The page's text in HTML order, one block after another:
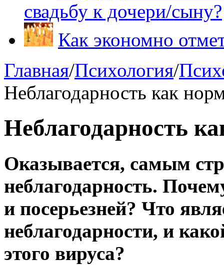
свадьбу к дочери/сыну?
Как экономно
Главная/Психология/
Неблагодарность как
Неблагодарность
Оказывается, самым
неблагодарность.
и посерьезней? Что
неблагодарности, и
этого вируса?